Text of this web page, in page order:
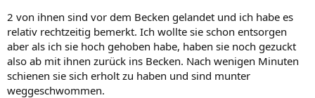
2 von ihnen sind vor dem Becken gelandet und ich habe es
relativ rechtzeitig bemerkt. Ich wollte sie schon entsorgen
aber als ich sie hoch gehoben habe, haben sie noch gezuckt
also ab mit ihnen zurück ins Becken. Nach wenigen Minuten
schienen sie sich erholt zu haben und sind munter
weggeschwommen.